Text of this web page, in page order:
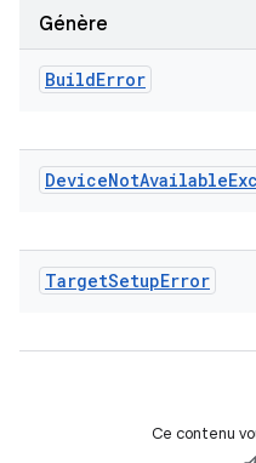
Génère
BuildError
DeviceNotAvailable
TargetSetupError
Ce contenu